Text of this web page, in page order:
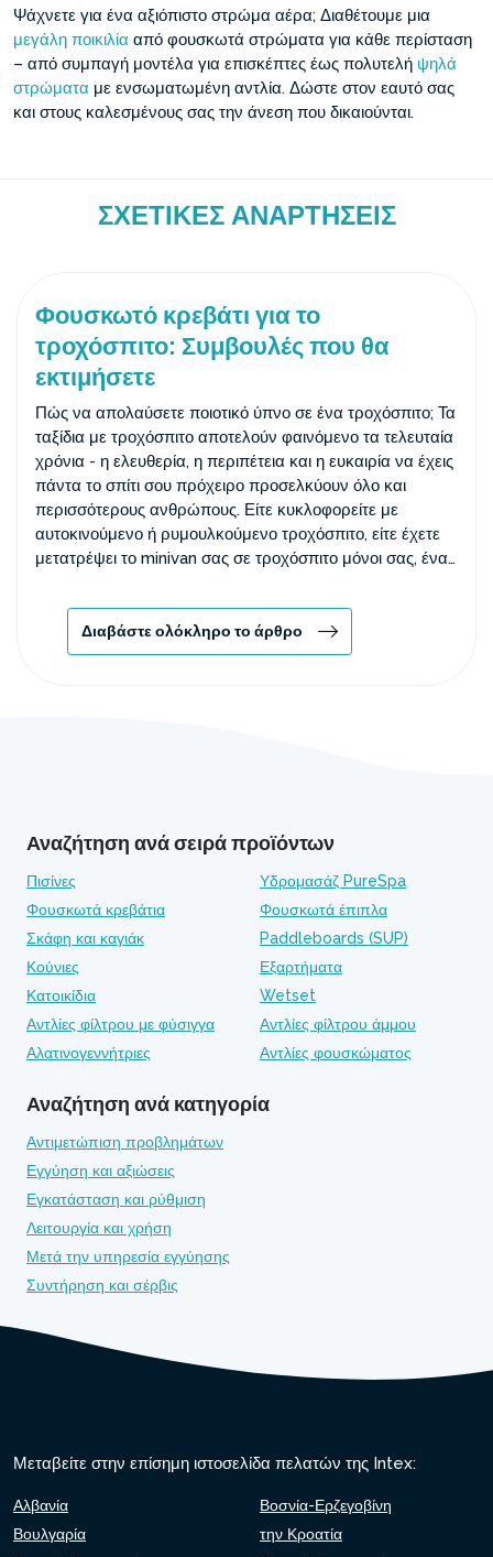
Ψάχνετε για ένα αξιόπιστο στρώμα αέρα; Διαθέτουμε μια
μεγάλη ποικιλία από φουσκωτά στρώματα για κάθε περίσταση
– από συμπαγή μοντέλα για επισκέπτες έως πολυτελή ψηλά
στρώματα με ενσωματωμένη αντλία. Δώστε στον εαυτό σας
και στους καλεσμένους σας την άνεση που δικαιούνται.
ΣΧΕΤΙΚΈΣ ΑΝΑΡΤΉΣΕΙΣ
Φουσκωτό κρεβάτι για το
τροχόσπιτο: Συμβουλές που θα
εκτιμήσετε
Πώς να απολαύσετε ποιοτικό ύπνο σε ένα τροχόσπιτο; Τα
ταξίδια με τροχόσπιτο αποτελούν φαινόμενο τα τελευταία
χρόνια - η ελευθερία, η περιπέτεια και η ευκαιρία να έχεις
πάντα το σπίτι σου πρόχειρο προσελκύουν όλο και
περισσότερους ανθρώπους. Είτε κυκλοφορείτε με
αυτοκινούμενο ή ρυμουλκούμενο τροχόσπιτο, είτε έχετε
μετατρέψει το minivan σας σε τροχόσπιτο μόνοι σας, ένας
σάς επιτρέπει να απολαμβάνετε ποιοτική ξεκούραση
όπως σε ένα κλασικό κρεβάτι. Μπορείτε εύκολα να το
συσκευάσετε και να το ετοιμάσετε σε χρόνο μηδέν. Πώς
Διαβάστε ολόκληρο το άρθρο
Αναζήτηση ανά σειρά προϊόντων
Πισίνες
Υδρομασάζ PureSpa
Φουσκωτά κρεβάτια
Φουσκωτά έπιπλα
Σκάφη και καγιάκ
Paddleboards (SUP)
Κούνιες
Εξαρτήματα
Κατοικίδια
Wetset
Αντλίες φίλτρου με φύσιγγα
Αντλίες φίλτρου άμμου
Αλατινογεννήτριες
Αντλίες φουσκώματος
Αναζήτηση ανά κατηγορία
Αντιμετώπιση προβλημάτων
Εγγύηση και αξιώσεις
Εγκατάσταση και ρύθμιση
Λειτουργία και χρήση
Μετά την υπηρεσία εγγύησης
Συντήρηση και σέρβις
Μεταβείτε στην επίσημη ιστοσελίδα πελατών της Intex:
Αλβανία
Βοσνία-Ερζεγοβίνη
Βουλγαρία
την Κροατία